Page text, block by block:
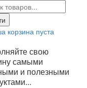
корзина пуста
свою
самыми
и полезными